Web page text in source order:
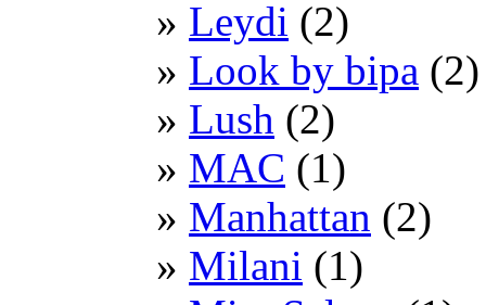
Leydi (2)
Look by bipa (2)
Lush (2)
MAC (1)
Manhattan (2)
Milani (1)